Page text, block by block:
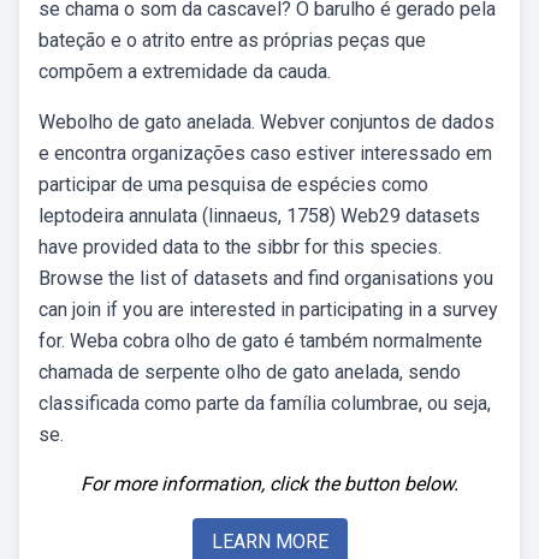
se chama o som da cascavel? O barulho é gerado pela
bateção e o atrito entre as próprias peças que
compõem a extremidade da cauda.
Webolho de gato anelada. Webver conjuntos de dados
e encontra organizações caso estiver interessado em
participar de uma pesquisa de espécies como
leptodeira annulata (linnaeus, 1758) Web29 datasets
have provided data to the sibbr for this species.
Browse the list of datasets and find organisations you
can join if you are interested in participating in a survey
for. Weba cobra olho de gato é também normalmente
chamada de serpente olho de gato anelada, sendo
classificada como parte da família columbrae, ou seja,
se.
For more information, click the button below.
LEARN MORE